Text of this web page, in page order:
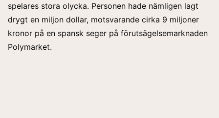
spelares stora olycka. Personen hade nämligen lagt
drygt en miljon dollar, motsvarande cirka 9 miljoner
kronor på en spansk seger på förutsägelsemarknaden
Polymarket.